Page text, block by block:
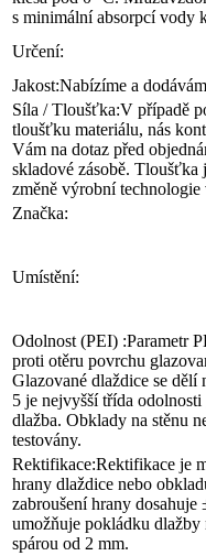
s minimální absorpcí vody
Určení:
Jakost:Nabízíme a
Síla / Tloušťka:V případě
tloušťku materiálu, nás
Vám na dotaz před
skladové zásobě. Tloušťka
změně výrobní technologie
Značka:
Umístění:
Odolnost (PEI) :Parametr
proti otěru povrchu
Glazované dlaždice se
5 je nejvyšší třída
dlažba. Obklady na stěnu
testovány.
Rektifikace:Rektifikace je
hrany dlaždice nebo
zabroušení hrany
umožňuje pokládku
spárou od 2 mm.